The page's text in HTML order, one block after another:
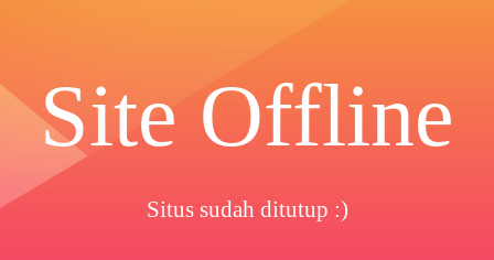
Site Offline
Situs sudah ditutup :)